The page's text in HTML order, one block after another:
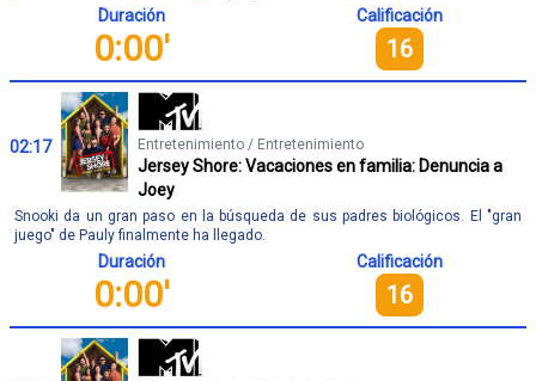
Duración
0:00'
Calificación
16
02:17 Entretenimiento / Entretenimiento
Jersey Shore: Vacaciones en familia: Denuncia a
Joey
Snooki da un gran paso en la búsqueda de sus padres biológicos. El "gran
juego" de Pauly finalmente ha llegado.
Duración
0:00'
Calificación
16